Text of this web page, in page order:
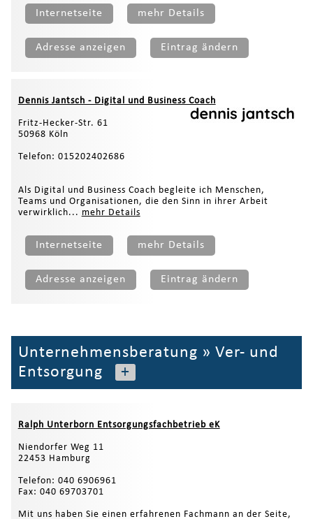
Internetseite mehr Details
Adresse anzeigen Eintrag ändern
Dennis Jantsch - Digital und Business Coach
Fritz-Hecker-Str. 61
50968 Köln
Telefon: 015202402686
Als Digital und Business Coach begleite ich Menschen,
Teams und Organisationen, die den Sinn in ihrer Arbeit
verwirklich... mehr Details
Internetseite mehr Details
Adresse anzeigen Eintrag ändern
Unternehmensberatung » Ver- und
Entsorgung
+
Ralph Unterborn Entsorgungsfachbetrieb eK
Niendorfer Weg 11
22453 Hamburg
Telefon: 040 6906961
Fax: 040 69703701
Mit uns haben Sie einen erfahrenen Fachmann an der Seite,